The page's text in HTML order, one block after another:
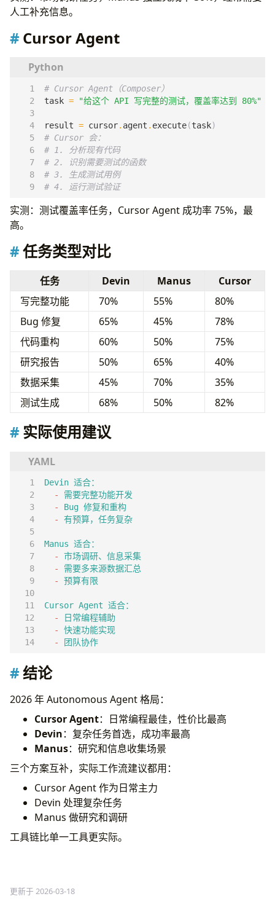
人工补充信息。
Cursor Agent
# Cursor Agent（Composer）
task = "给这个 API 写完整的测试，覆盖率达到 80%"
result = cursor. agent . execute(task)
# Cursor 会：
# 1. 分析现有代码
# 2. 识别需要测试的函数
# 3. 生成测试用例
# 4. 运行测试验证
实测：测试覆盖率任务，Cursor Agent 成功率 75%，最
高。
任务类型对比
任务 Devin Manus
Cursor
写完整功能
70% 55%
80%
Bug 修复
65% 45%
78%
代码重构
60% 50%
75%
研究报告
50% 65%
40%
数据采集
45% 70%
35%
测试生成
68% 50% 82%
实际使用建议
Devin 适合：
- 需要完整功能开发
- Bug 修复和重构
- 有预算，任务复杂
Manus 适合：
- 市场调研、信息采集
- 需要多来源数据汇总
- 预算有限
Cursor Agent 适合：
-
日常编程辅助
- 快速功能实现
-
团队协作
结论
2026 年 Autonomous Agent 格局：
Cursor Agent：日常编程最佳，性价比最高
Devin：复杂任务首选，成功率最高
Manus：研究和信息收集场景
三个方案互补，实际工作流建议都用：
Cursor Agent 作为日常主力
Devin 处理复杂任务
Manus 做研究和调研
工具链比单一工具更实际。
更新于 2026-03-18